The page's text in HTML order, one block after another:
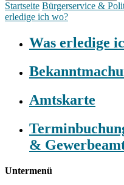
Startseite Bürgerservice &
erledige ich wo?
Was erledige
Amtskarte
&
Untermenü